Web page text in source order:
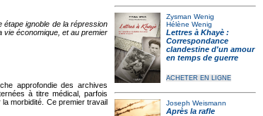
Zysman Wenig
Hélène Wenig
Lettres à Khayè :
Correspondance
clandestine d'un amour
en temps de guerre
ACHETER EN LIGNE
Joseph Weismann
Après la rafle
étape ignoble de la répression
vie économique, et au premier
approfondie des archives
à titre médical, parfois
morbidité. Ce premier travail